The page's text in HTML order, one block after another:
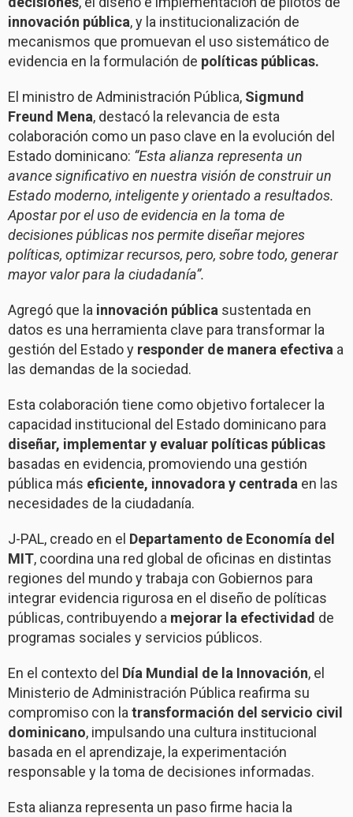
innovación pública, y la institucionalización de
mecanismos que promuevan el uso sistemático de
evidencia en la formulación de políticas públicas.
El ministro de Administración Pública, Sigmund
Freund Mena, destacó la relevancia de esta
colaboración como un paso clave en la evolución del
Estado dominicano: “Esta alianza representa un
avance significativo en nuestra visión de construir un
Estado moderno, inteligente y orientado a resultados.
Apostar por el uso de evidencia en la toma de
decisiones públicas nos permite diseñar mejores
políticas, optimizar recursos, pero, sobre todo, generar
mayor valor para la ciudadanía”.
Agregó que la innovación pública sustentada en
datos es una herramienta clave para transformar la
gestión del Estado y responder de manera efectiva a
las demandas de la sociedad.
Esta colaboración tiene como objetivo fortalecer la
capacidad institucional del Estado dominicano para
diseñar, implementar y evaluar políticas públicas
basadas en evidencia, promoviendo una gestión
pública más eficiente, innovadora y centrada en las
necesidades de la ciudadanía.
J-PAL, creado en el Departamento de Economía del
MIT, coordina una red global de oficinas en distintas
regiones del mundo y trabaja con Gobiernos para
integrar evidencia rigurosa en el diseño de políticas
públicas, contribuyendo a mejorar la efectividad de
programas sociales y servicios públicos.
En el contexto del Día Mundial de la Innovación, el
Ministerio de Administración Pública reafirma su
compromiso con la transformación del servicio civil
dominicano, impulsando una cultura institucional
basada en el aprendizaje, la experimentación
responsable y la toma de decisiones informadas.
Esta alianza representa un paso firme hacia la